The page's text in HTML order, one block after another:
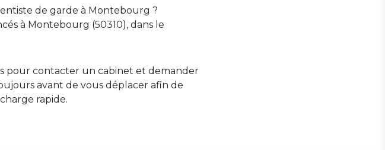
de garde à Montebourg ?
à Montebourg (50310), dans le
pour contacter un cabinet et demander
avant de vous déplacer afin de
rapide.